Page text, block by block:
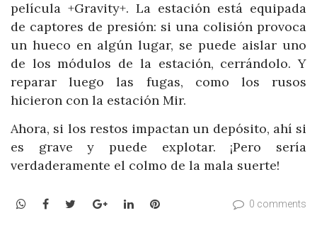
película +Gravity+. La estación está equipada
de captores de presión: si una colisión provoca
un hueco en algún lugar, se puede aislar uno
de los módulos de la estación, cerrándolo. Y
reparar luego las fugas, como los rusos
hicieron con la estación Mir.
Ahora, si los restos impactan un depósito, ahí si
es grave y puede explotar. ¡Pero sería
verdaderamente el colmo de la mala suerte!
WhatsApp
Facebook
TwitterGoogle+LinkedInPinterest 0 comments